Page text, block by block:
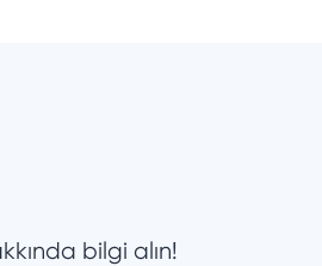
bilgi alın!